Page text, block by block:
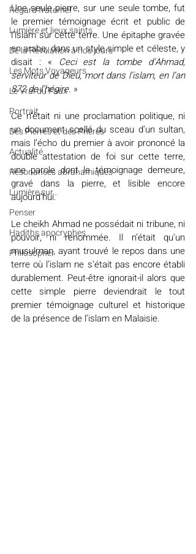
Regard fraternel
Lumière et lieux saints
De la Révélation à nos jours
Les Mots Voyageurs
Le Vrai du Faux
Portrait
Des Pierres et des Prières
Actualité
Résonances abrahamiques
Lumière sur...
Penser
Hadiths apocryphes
Philosopher
Une seule pierre, sur une seule tombe, fut
le premier témoignage écrit et public de
l’islam sur cette terre. Une épitaphe gravée
en arabe, dans un style simple et céleste, y
disait : «
Ceci est la tombe d’Ahmad,
serviteur de Dieu, mort dans l’islam, en l’an
872 de l’hégire. »
Ce n’était ni une proclamation politique, ni
un document scellé du sceau d’un sultan,
mais l’écho du premier à avoir prononcé la
double attestation de foi sur cette terre,
une parole dont le témoignage demeure,
gravé dans la pierre, et lisible encore
aujourd’hui.
Le cheikh Ahmad ne possédait ni tribune, ni
pouvoir, ni renommée. Il n’était qu’un
musulman, ayant trouvé le repos dans une
terre où l’islam ne s’était pas encore établi
durablement. Peut-être ignorait-il alors que
cette simple pierre deviendrait le tout
premier témoignage culturel et historique
de la présence de l’islam en Malaisie.